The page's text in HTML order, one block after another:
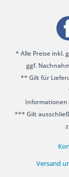
* Alle Preise inkl.
ggf.
** Gilt für
Informationen
*** Gilt
Versand